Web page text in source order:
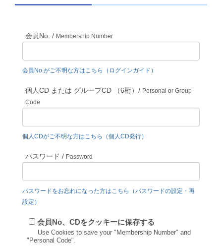
会員No. / Membership Number
会員No.がご不明な方はこちら（ログインガイド）
個人CD または グループCD （6桁）/ Personal or Group
Code
個人CDがご不明な方はこちら（個人CD発行）
パスワード / Password
パスワードをお忘れになった方はこちら（パスワードの設定・再
設定）
会員No、CDをクッキーに保存する
Use Cookies to save your "Membership Number" and
"Personal Code".